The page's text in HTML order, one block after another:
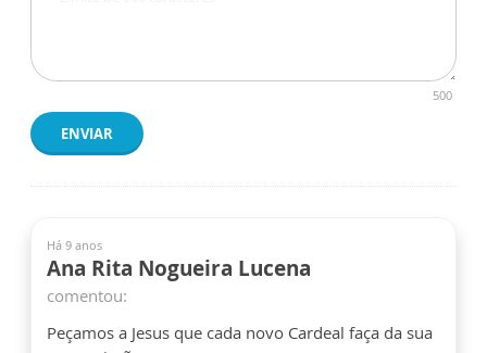
500
ENVIAR
Há 9 anos
Ana Rita Nogueira Lucena
comentou:
Peçamos a Jesus que cada novo Cardeal faça da sua